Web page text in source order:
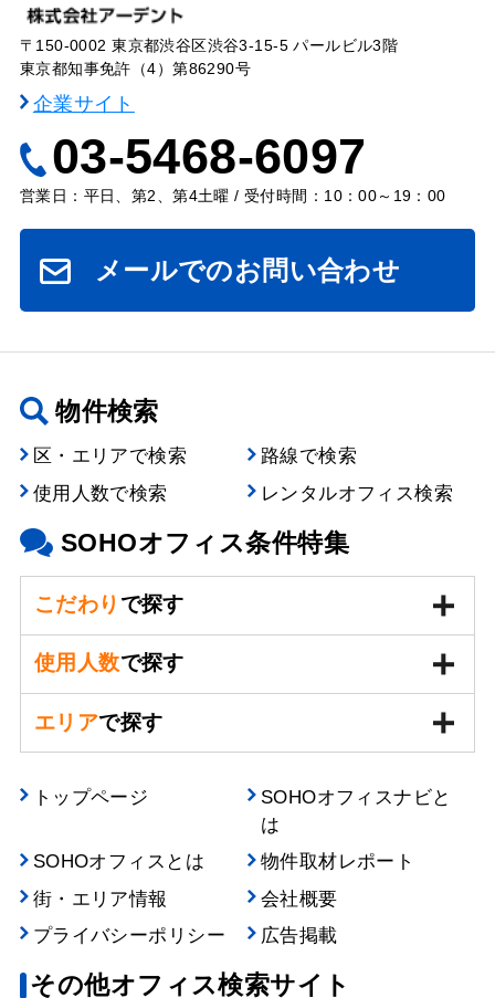
〒150-0002 東京都渋谷区渋谷3-15-5 パールビル3階
東京都知事免許（4）第86290号
企業サイト
03-5468-6097
営業日：平日、第2、第4土曜 / 受付時間：10：00～19：00
メールでのお問い合わせ
物件検索
区・エリアで検索
路線で検索
使用人数で検索
レンタルオフィス検索
SOHOオフィス条件特集
こだわり で探す
使用人数で探す
エリアで探す
トップページ
SOHOオフィスナビと
は
SOHOオフィスとは
物件取材レポート
街・エリア情報
会社概要
プライバシーポリシー
広告掲載
その他オフィス検索サイト